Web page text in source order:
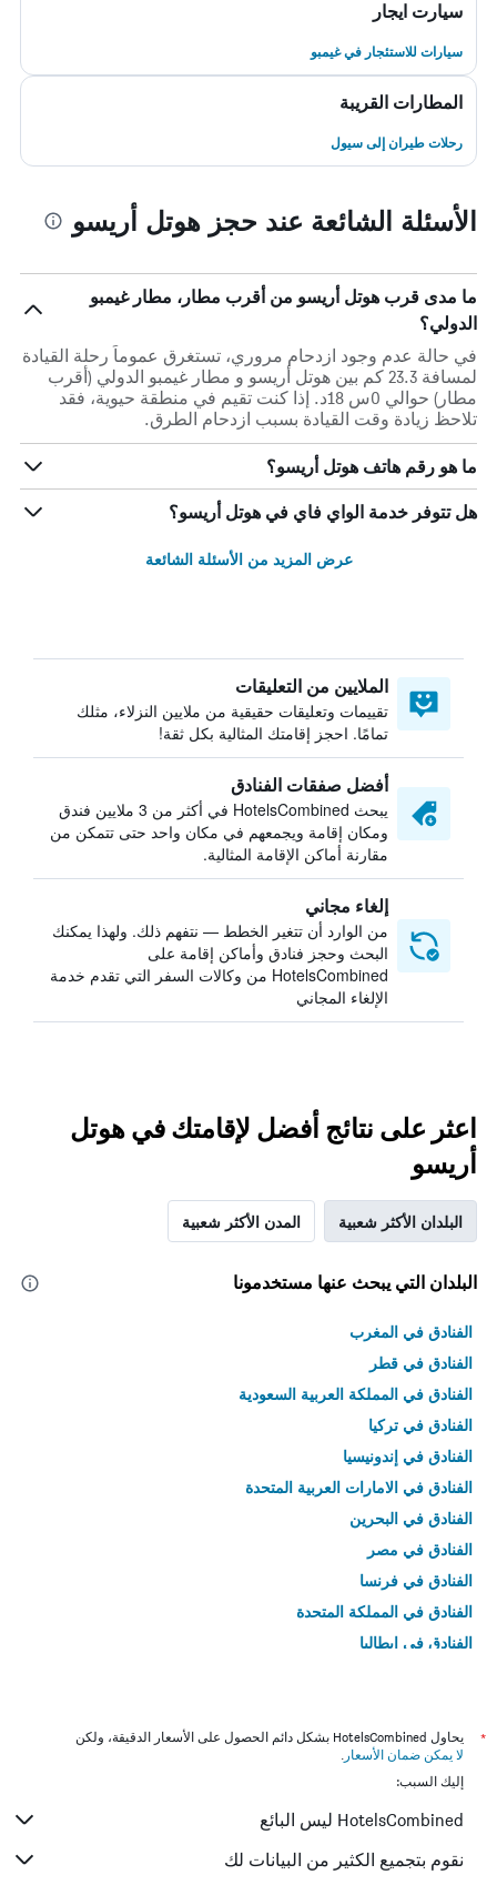
سيارت ايجار
سيارات للاستئجار في غيمبو
المطارات القريبة
رحلات طيران إلى سيول
الأسئلة الشائعة عند حجز هوتل أريسو
ما مدى قرب هوتل أريسو من أقرب مطار، مطار غيمبو
الدولي؟
في حالة عدم وجود ازدحام مروري، تستغرق عموماً رحلة القيادة
لمسافة 23.3 كم بين هوتل أريسو و مطار غيمبو الدولي (أقرب
مطار) حوالي 0س 18د. إذا كنت تقيم في منطقة حيوية، فقد
تلاحظ زيادة وقت القيادة بسبب ازدحام الطرق.
ما هو رقم هاتف هوتل أريسو؟
هل تتوفر خدمة الواي فاي في هوتل أريسو؟
عرض المزيد من الأسئلة الشائعة
الملايين من التعليقات
تقييمات وتعليقات حقيقية من ملايين النزلاء، مثلك
تمامًا. احجز إقامتك المثالية بكل ثقة!
أفضل صفقات الفنادق
يبحث HotelsCombined في أكثر من 3 ملايين فندق
ومكان إقامة ويجمعهم في مكان واحد حتى تتمكن من
مقارنة أماكن الإقامة المثالية.
إلغاء مجاني
من الوارد أن تتغير الخطط — نتفهم ذلك. ولهذا يمكنك
البحث وحجز فنادق وأماكن إقامة على
HotelsCombined من وكالات السفر التي تقدم خدمة
الإلغاء المجاني
اعثر على نتائج أفضل لإقامتك في هوتل
أريسو
البلدان الأكثر شعبية المدن الأكثر شعبية
البلدان التي يبحث عنها مستخدمونا
الفنادق في المغرب
الفنادق في قطر
الفنادق في المملكة العربية السعودية
الفنادق في تركيا
الفنادق في إندونيسيا
الفنادق في الامارات العربية المتحدة
الفنادق في البحرين
الفنادق في مصر
الفنادق في فرنسا
الفنادق في المملكة المتحدة
الفنادق في إيطاليا
*
يحاول HotelsCombined بشكل دائم الحصول على الأسعار الدقيقة، ولكن
لا يمكن ضمان الأسعار .
إليك السبب:
HotelsCombined ليس البائع
نقوم بتجميع الكثير من البيانات لك